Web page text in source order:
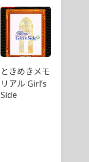
ときめきメモ
リアル Girl’s
Side